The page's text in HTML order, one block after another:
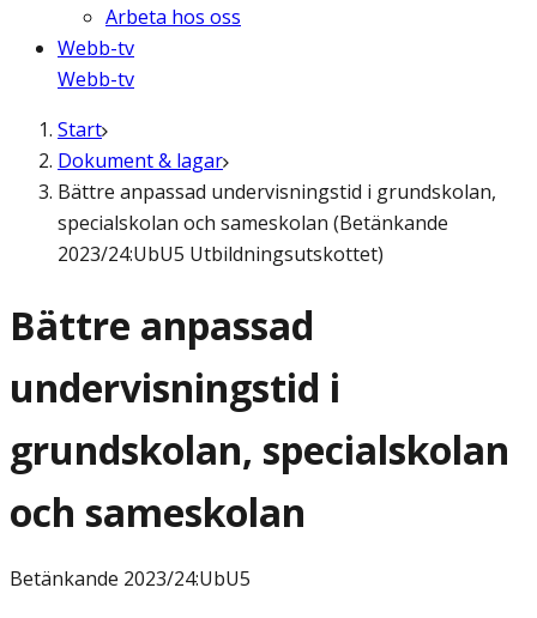
Arbeta hos oss
Webb-tv
Webb-tv
Start
Dokument & lagar
Bättre anpassad undervisningstid i grundskolan,
specialskolan och sameskolan (Betänkande
2023/24:UbU5 Utbildningsutskottet)
Bättre anpassad
undervisningstid i
grundskolan, specialskolan
och sameskolan
Betänkande 2023/24:UbU5